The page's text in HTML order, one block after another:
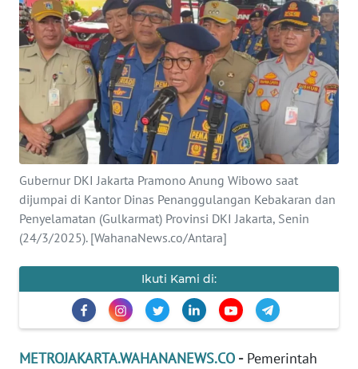
Gubernur DKI Jakarta Pramono Anung Wibowo saat
dijumpai di Kantor Dinas Penanggulangan Kebakaran dan
Penyelamatan (Gulkarmat) Provinsi DKI Jakarta, Senin
(24/3/2025). [WahanaNews.co/Antara]
Ikuti Kami di:
METROJAKARTA.WAHANANEWS.CO -Pemerintah
INDEKS
BERITA
KONTAK
KAMI
INFO
TENTANG
KAMI
MEDIA